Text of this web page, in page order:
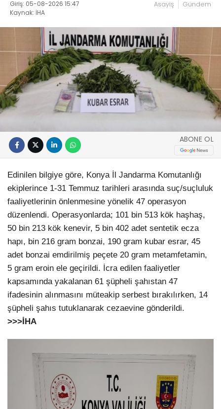
Giriş: 05-08-2026 15:47
Kaynak: İHA
Asayiş Gündem
ABONE OL
Edinilen bilgiye göre, Konya İl Jandarma Komutanlığı
ekiplerince 1-31 Temmuz tarihleri arasında suç/suçluluk
faaliyetlerinin önlenmesine yönelik 47 operasyon
düzenlendi. Operasyonlarda; 101 bin 513 kök haşhaş,
50 bin 213 kök kenevir, 5 bin 402 adet sentetik ecza
hapı, bin 216 gram bonzai, 190 gram kubar esrar, 45
adet bonzai emdirilmiş peçete 20 gram metamfetamin,
5 gram eroin ele geçirildi. İcra edilen faaliyetler
kapsamında yakalanan 61 şüpheli şahıstan 47
ifadesinin alınmasını müteakip serbest bırakılırken, 14
şüpheli şahıs tutuklanarak cezaevine gönderildi.
>>>İHA